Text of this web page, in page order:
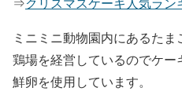
ミニミニ動物園内にあるた
鶏場を経営しているのでケ
鮮卵を使用しています。